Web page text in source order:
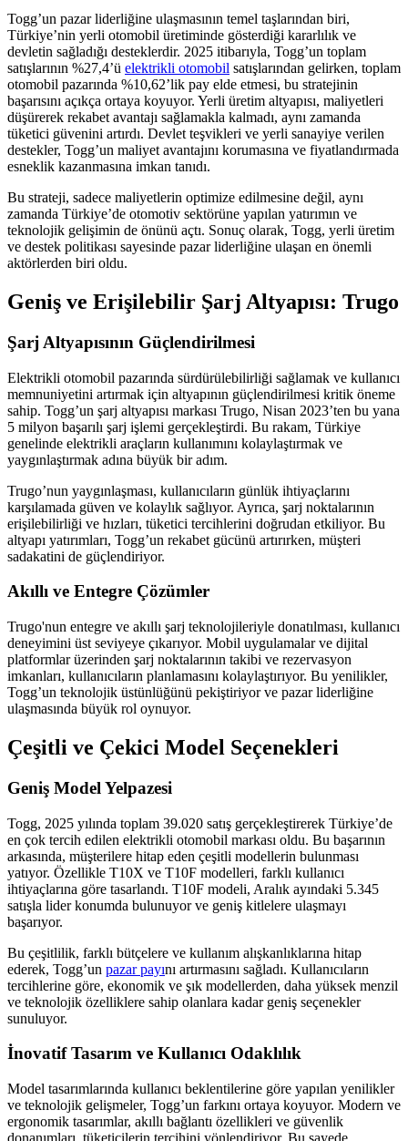
Togg’un pazar liderliğine ulaşmasının temel taşlarından biri,
Türkiye’nin yerli otomobil üretiminde gösterdiği kararlılık ve
devletin sağladığı desteklerdir. 2025 itibarıyla, Togg’un toplam
satışlarının %27,4’ü elektrikli otomobil satışlarından gelirken, toplam
otomobil pazarında %10,62’lik pay elde etmesi, bu stratejinin
başarısını açıkça ortaya koyuyor. Yerli üretim altyapısı, maliyetleri
düşürerek rekabet avantajı sağlamakla kalmadı, aynı zamanda
tüketici güvenini artırdı. Devlet teşvikleri ve yerli sanayiye verilen
destekler, Togg’un maliyet avantajını korumasına ve fiyatlandırmada
esneklik kazanmasına imkan tanıdı.
Bu strateji, sadece maliyetlerin optimize edilmesine değil, aynı
zamanda Türkiye’de otomotiv sektörüne yapılan yatırımın ve
teknolojik gelişimin de önünü açtı. Sonuç olarak, Togg, yerli üretim
ve destek politikası sayesinde pazar liderliğine ulaşan en önemli
aktörlerden biri oldu.
Geniş ve Erişilebilir Şarj Altyapısı: Trugo
Şarj Altyapısının Güçlendirilmesi
Elektrikli otomobil pazarında sürdürülebilirliği sağlamak ve kullanıcı
memnuniyetini artırmak için altyapının güçlendirilmesi kritik öneme
sahip. Togg’un şarj altyapısı markası Trugo, Nisan 2023’ten bu yana
5 milyon başarılı şarj işlemi gerçekleştirdi. Bu rakam, Türkiye
genelinde elektrikli araçların kullanımını kolaylaştırmak ve
yaygınlaştırmak adına büyük bir adım.
Trugo’nun yaygınlaşması, kullanıcıların günlük ihtiyaçlarını
karşılamada güven ve kolaylık sağlıyor. Ayrıca, şarj noktalarının
erişilebilirliği ve hızları, tüketici tercihlerini doğrudan etkiliyor. Bu
altyapı yatırımları, Togg’un rekabet gücünü artırırken, müşteri
sadakatini de güçlendiriyor.
Akıllı ve Entegre Çözümler
Trugo'nun entegre ve akıllı şarj teknolojileriyle donatılması, kullanıcı
deneyimini üst seviyeye çıkarıyor. Mobil uygulamalar ve dijital
platformlar üzerinden şarj noktalarının takibi ve rezervasyon
imkanları, kullanıcıların planlamasını kolaylaştırıyor. Bu yenilikler,
Togg’un teknolojik üstünlüğünü pekiştiriyor ve pazar liderliğine
ulaşmasında büyük rol oynuyor.
Çeşitli ve Çekici Model Seçenekleri
Geniş Model Yelpazesi
Togg, 2025 yılında toplam 39.020 satış gerçekleştirerek Türkiye’de
en çok tercih edilen elektrikli otomobil markası oldu. Bu başarının
arkasında, müşterilere hitap eden çeşitli modellerin bulunması
yatıyor. Özellikle T10X ve T10F modelleri, farklı kullanıcı
ihtiyaçlarına göre tasarlandı. T10F modeli, Aralık ayındaki 5.345
satışla lider konumda bulunuyor ve geniş kitlelere ulaşmayı
başarıyor.
Bu çeşitlilik, farklı bütçelere ve kullanım alışkanlıklarına hitap
ederek, Togg’un pazar payını artırmasını sağladı. Kullanıcıların
tercihlerine göre, ekonomik ve şık modellerden, daha yüksek menzil
ve teknolojik özelliklere sahip olanlara kadar geniş seçenekler
sunuluyor.
İnovatif Tasarım ve Kullanıcı Odaklılık
Model tasarımlarında kullanıcı beklentilerine göre yapılan yenilikler
ve teknolojik gelişmeler, Togg’un farkını ortaya koyuyor. Modern ve
ergonomik tasarımlar, akıllı bağlantı özellikleri ve güvenlik